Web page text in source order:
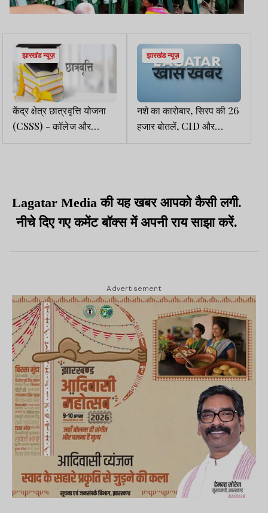
झारखंड न्यूज़
केंद्र क्षेत्र छात्रवृत्ति योजना
(CSSS) - कॉलेज और
विश्वविद्यालय छात्रों के लिए है
झारखंड न्यूज़
नशे का कारोबार, सिरप की 26
हजार बोतलें, CID और
लीपापोती
Lagatar Media की यह खबर आपको कैसी लगी.
नीचे दिए गए कमेंट बॉक्स में अपनी राय साझा करें.
Advertisement